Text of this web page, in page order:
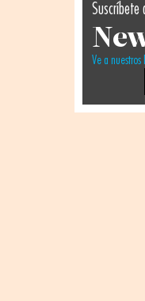
Suscríbete
Ve a nuestros